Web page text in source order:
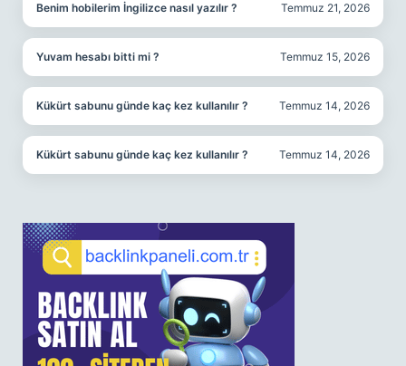
Benim hobilerim İngilizce nasıl yazılır ? Temmuz 21, 2026
Yuvam hesabı bitti mi ? Temmuz 15, 2026
Kükürt sabunu günde kaç kez kullanılır ? Temmuz 14, 2026
Kükürt sabunu günde kaç kez kullanılır ? Temmuz 14, 2026